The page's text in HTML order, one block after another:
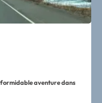
aventure dans